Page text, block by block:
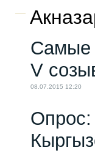
Самые
V
08.07.2015 12:20
Опрос: